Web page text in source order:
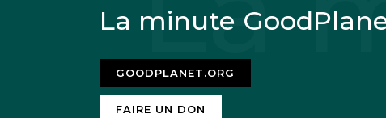
La minute
GOODPLANET.ORG
FAIRE UN DON